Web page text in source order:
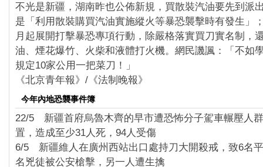
不光是新疆，湖南昨也公佈新規，買散裝汽油要先到派
是「利用散裝購買汽油實施縱火等暴恐襲擊時有發生」
月起展開打擊暴恐專項行動，除嚴格落實買刀實名制，
油、煙花爆竹、火柴和液體打火機。網民譏諷：「不如
規定10家公用一把菜刀！」
《北京青年報》/《法制晚報》
今年內地恐襲事件簿
22/5 新疆首府烏魯木齊的早市遭恐怖分子駕車輾壓人
置，造成至少31人死，94人受傷
6/5 新疆維人在廣州西站出口處持刀大開殺戒，致6名
名兇徒被公安槍擊，另一人遭生擒